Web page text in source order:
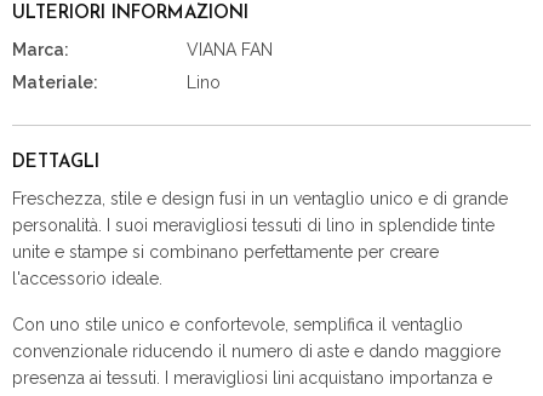
ULTERIORI INFORMAZIONI
Marca:
VIANA FAN
Materiale:
Lino
DETTAGLI
Freschezza, stile e design fusi in un ventaglio unico e di grande
personalità. I suoi meravigliosi tessuti di lino in splendide tinte
unite e stampe si combinano perfettamente per creare
l'accessorio ideale.
Con uno stile unico e confortevole, semplifica il ventaglio
convenzionale riducendo il numero di aste e dando maggiore
presenza ai tessuti. I meravigliosi lini acquistano importanza e